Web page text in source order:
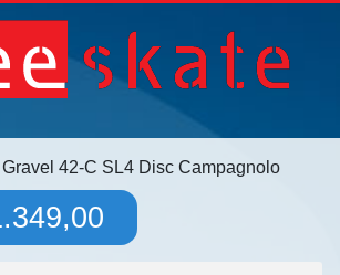
42-C SL4 Disc Campagnolo